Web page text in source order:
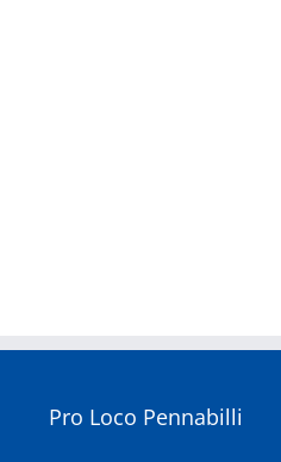
Pro Loco Pennabilli